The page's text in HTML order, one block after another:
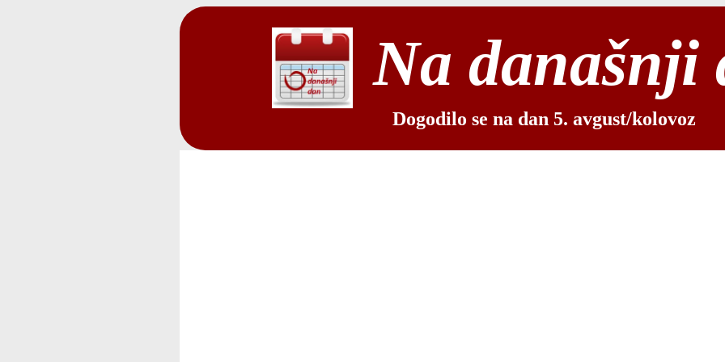
Na današnji
Dogodilo se na dan 5. avgust/kolovoz